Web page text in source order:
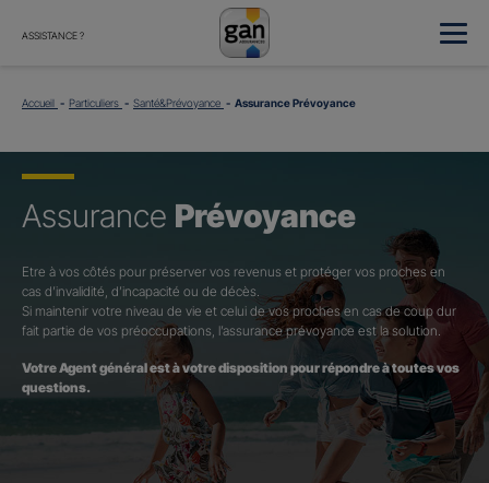
ASSISTANCE ?
Accueil Particuliers Santé&Prévoyance Assurance Prévoyance
Assurance Prévoyance
Etre à vos côtés pour préserver vos revenus et protéger vos proches en
cas d’invalidité, d’incapacité ou de décès.
Si maintenir votre niveau de vie et celui de vos proches en cas de coup dur
fait partie de vos préoccupations, l’assurance prévoyance est la solution.
Votre Agent général est à votre disposition pour répondre à toutes vos
questions.